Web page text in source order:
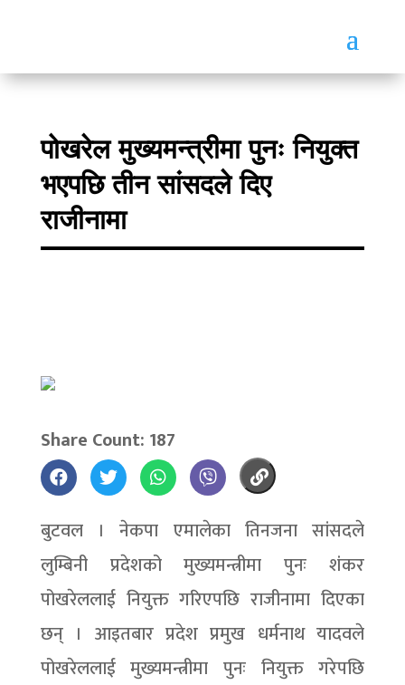
पोखरेल मुख्यमन्त्रीमा पुनः नियुक्त
भएपछि तीन सांसदले दिए
राजीनामा
Share Count: 187
बुटवल । नेकपा एमालेका तिनजना सांसदले
लुम्बिनी प्रदेशको मुख्यमन्त्रीमा पुनः शंंकर
पोखरेललाई नियुक्त गरिएपछि राजीनामा दिएका
छन् । आइतबार प्रदेश प्रमुख धर्मनाथ यादवले
पोखरेललाई मुख्यमन्त्रीमा पुनः नियुक्त गरेपछि